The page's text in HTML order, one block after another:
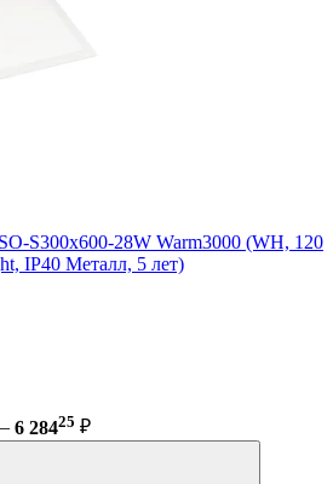
S300x600-28W Warm3000 (WH, 120
IP40 Металл, 5 лет)
6 28425 ₽